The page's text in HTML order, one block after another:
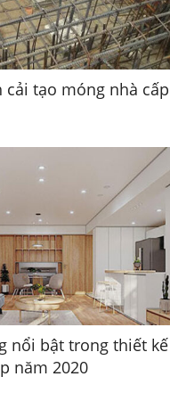
cải tạo móng nhà
nổi bật trong thiết
năm 2020